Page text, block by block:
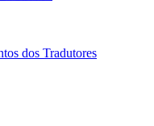
dos Tradutores